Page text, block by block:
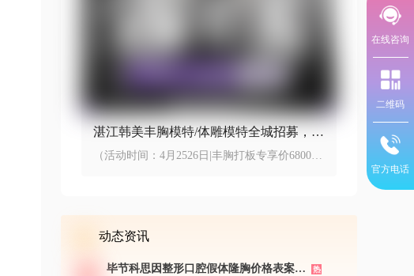
湛江韩美丰胸模特/体雕模特全城招募，丰
胸打板专享价6800元
（活动时间：4月2526日|丰胸打板专享价6800元
动态资讯
毕节科思因整形口腔假体隆胸价格表案
热
在线咨询
二维码
官方电话